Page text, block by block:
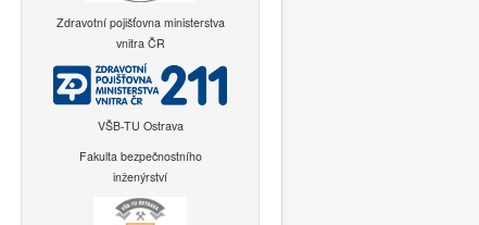
Zdravotní pojišťovna ministerstva
vnitra ČR
VŠB-TU Ostrava
Fakulta bezpečnostního
inženýrství